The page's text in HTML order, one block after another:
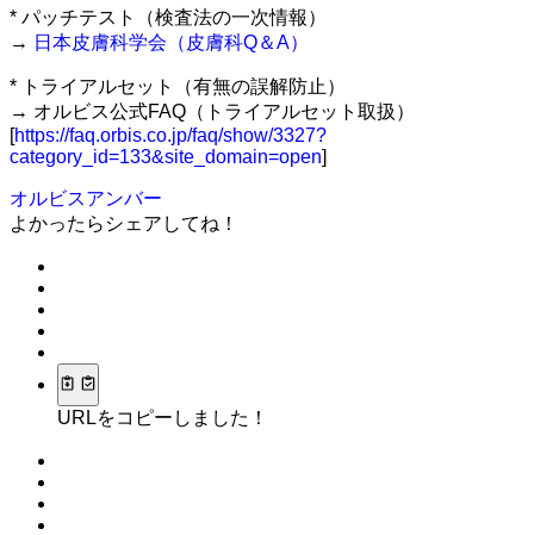
* パッチテスト（検査法の一次情報）
→ 日本皮膚科学会（皮膚科Q＆A）
* トライアルセット（有無の誤解防止）
→ オルビス公式FAQ（トライアルセット取扱）
[https://faq.orbis.co.jp/faq/show/3327?
category_id=133&site_domain=open]
オルビスアンバー
よかったらシェアしてね！
URLをコピーしました！